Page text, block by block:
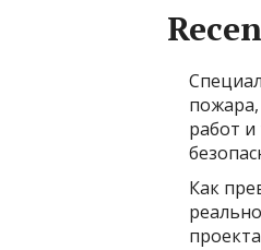
работ и
Как
проекта